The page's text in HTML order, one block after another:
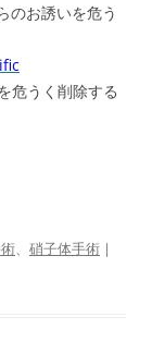
のお誘いを危う
危うく削除する
、 硝子体手術 |